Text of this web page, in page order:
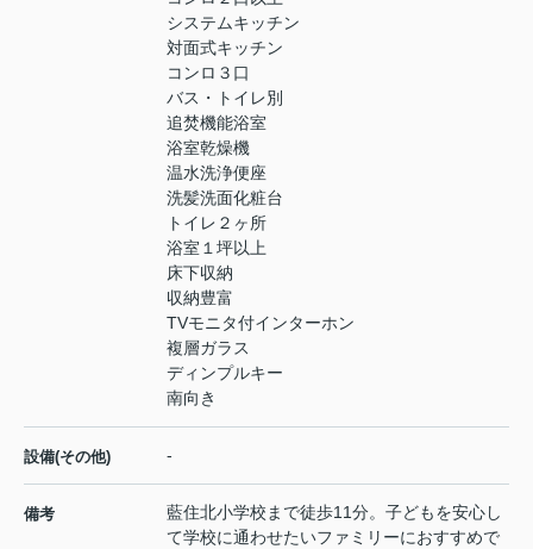
システムキッチン
対面式キッチン
コンロ３口
バス・トイレ別
追焚機能浴室
浴室乾燥機
温水洗浄便座
洗髪洗面化粧台
トイレ２ヶ所
浴室１坪以上
床下収納
収納豊富
TVモニタ付インターホン
複層ガラス
ディンプルキー
南向き
設備(その他) -
備考
藍住北小学校まで徒歩11分。子どもを安心し
て学校に通わせたいファミリーにおすすめで